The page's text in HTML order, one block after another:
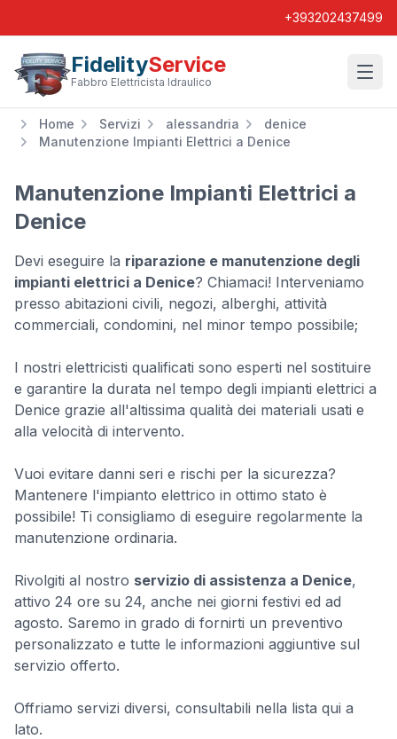
+393202437499
FidelityService
Fabbro Elettricista Idraulico
Home Servizi alessandria
denice
Manutenzione Impianti Elettrici a Denice
Manutenzione Impianti Elettrici a
Denice
Devi eseguire la riparazione e manutenzione degli
impianti elettrici a Denice? Chiamaci! Interveniamo
presso abitazioni civili, negozi, alberghi, attività
commerciali, condomini, nel minor tempo possibile;
I nostri elettricisti qualificati sono esperti nel sostituire
e garantire la durata nel tempo degli impianti elettrici a
Denice grazie all'altissima qualità dei materiali usati e
alla velocità di intervento.
Vuoi evitare danni seri e rischi per la sicurezza?
Mantenere l'impianto elettrico in ottimo stato è
possibile! Ti consigliamo di eseguire regolarmente la
manutenzione ordinaria.
Rivolgiti al nostro servizio di assistenza a Denice,
attivo 24 ore su 24, anche nei giorni festivi ed ad
agosto. Saremo in grado di fornirti un preventivo
personalizzato e tutte le informazioni aggiuntive sul
servizio offerto.
Offriamo servizi diversi, consultabili nella lista qui a
lato.